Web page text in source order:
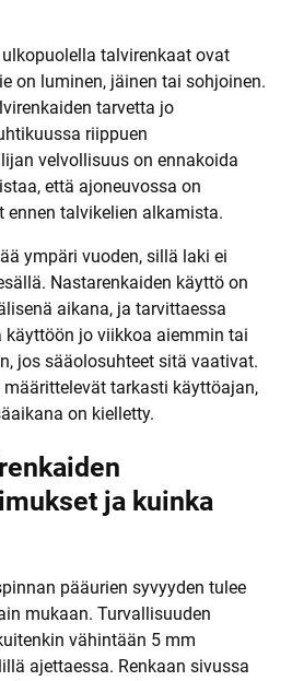
talvirenkaat ovat
on luminen, jäinen tai sohjoinen.
tarvetta jo
riippuen
velvollisuus on ennakoida
että ajoneuvossa on
ennen talvikelien alkamista.
ympäri vuoden, sillä laki ei
Nastarenkaiden käyttö on
aikana, ja tarvittaessa
käyttöön jo viikkoa aiemmin tai
jos sääolosuhteet sitä vaativat.
tarkasti käyttöajan,
on kielletty.
ja kuinka
pääurien syvyyden tulee
mukaan. Turvallisuuden
vähintään 5 mm
ajettaessa. Renkaan sivussa